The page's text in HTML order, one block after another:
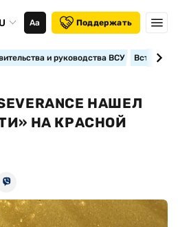
Аа Поддержать
и руководства ВСУ
НАШЕЛ
НА КРАСНОЙ